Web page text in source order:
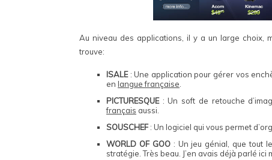
Au niveau des applications, il y a un large choix,
trouve:
ISALE: Une application pour gérer vos
en langue française.
PICTURESQUE: Un soft de retouche
français aussi.
SOUSCHEF : Un logiciel qui vous permet
WORLD OF GOO: Un jeu génial, que tout
stratégie. Très beau. J’en avais déjà parlé ici